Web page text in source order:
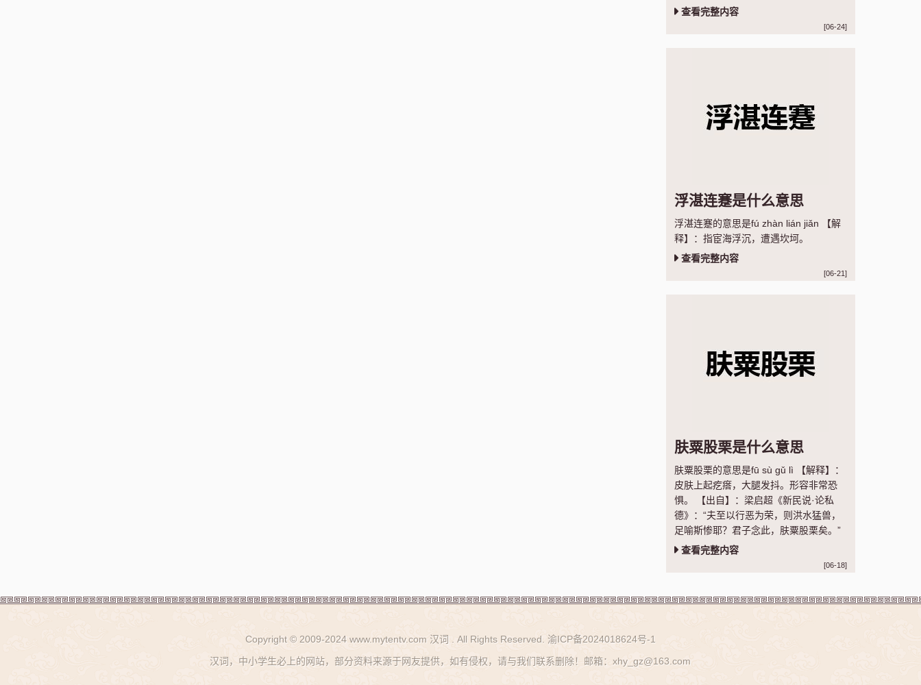
于徽州馆，皆负才傲物者也。”
查看完整内容
[06-24]
浮湛连蹇是什么意思
浮湛连蹇的意思是fú zhàn lián jiǎn 【解
释】：指宦海浮沉，遭遇坎坷。
查看完整内容
[06-21]
肤粟股栗是什么意思
肤粟股栗的意思是fū sù gǔ lì 【解释】：
皮肤上起疙瘩，大腿发抖。形容非常恐
惧。 【出自】：梁启超《新民说·论私
德》：“夫至以行恶为荣，则洪水猛兽，
足喻斯惨耶？君子念此，肤粟股栗矣。”
查看完整内容
[06-18]
Copyright © 2009-2024 www.mytentv.com 汉词 . All Rights Reserved. 渝ICP备2024018624号-1
汉词，中小学生必上的网站，部分资料来源于网友提供，如有侵权，请与我们联系删除！邮箱：xhy_gz@163.com